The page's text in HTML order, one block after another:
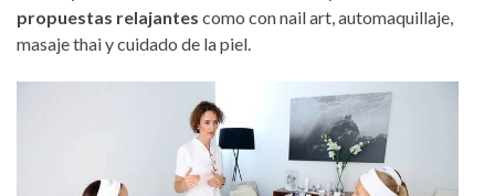
propuestas relajantes como con nail art, automaquillaje,
masaje thai y cuidado de la piel.